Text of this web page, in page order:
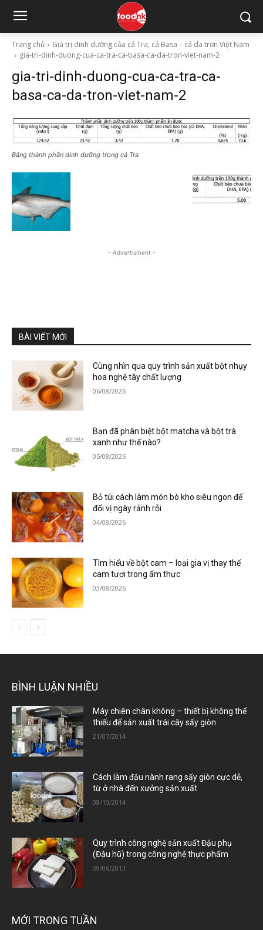
Trang chủ
Giá trị dinh dưỡng của cá Tra, cá Basa – cá da trơn Việt Nam
gia-tri-dinh-duong-cua-ca-tra-ca-basa-ca-da-tron-viet-nam-2
gia-tri-dinh-duong-cua-ca-tra-ca-
basa-ca-da-tron-viet-nam-2
Bảng thành phần dinh dưỡng trong cá Tra
- Advertisment -
BÀI VIẾT MỚI
Cùng nhìn qua quy trình sản xuất bột nhụy
hoa nghệ tây chất lượng
06/08/2026
Bạn đã phân biệt bột matcha và bột trà
xanh như thế nào?
05/08/2026
Bỏ túi cách làm món bò kho siêu ngon để
đổi vị ngày rảnh rỗi
04/08/2026
Tìm hiểu về bột cam – loại gia vị thay thế
cam tươi trong ẩm thực
03/08/2026
BÌNH LUẬN NHIỀU
Máy chiên chân không – thiết bị không thể
thiếu để sản xuất trái cây sấy giòn
21/07/2014
Cách làm đậu nành rang sấy giòn cực dễ,
từ ở nhà đến xưởng sản xuất
08/10/2014
Quy trình công nghệ sản xuất Đậu phụ
(Đậu hũ) trong công nghệ thực phẩm
09/06/2013
MỚI TRONG TUẦN